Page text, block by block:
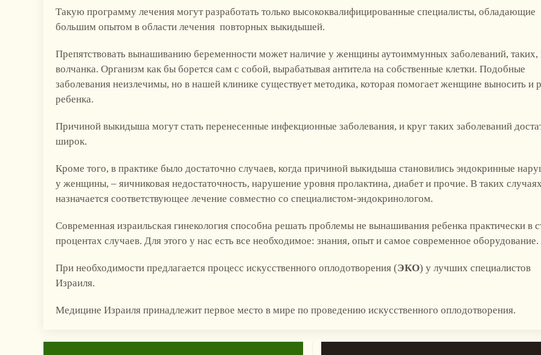
Такую программу лечения могут разработать только высококвалифицированные специалисты, обладающие
большим опытом в области лечения повторных выкидышей.
Препятствовать вынашиванию беременности может наличие у женщины аутоиммунных заболеваний, таких,
волчанка. Организм как бы борется сам с собой, вырабатывая антитела на собственные клетки. Подобные
заболевания неизлечимы, но в нашей клинике существует методика, которая помогает женщине выносить и
ребенка.
Причиной выкидыша могут стать перенесенные инфекционные заболевания, и круг таких заболеваний
широк.
Кроме того, в практике было достаточно случаев, когда причиной выкидыша становились эндокринные
у женщины, – яичниковая недостаточность, нарушение уровня пролактина, диабет и прочие. В таких
назначается соответствующее лечение совместно со специалистом-эндокринологом.
Современная израильская гинекология способна решать проблемы не вынашивания ребенка практически в
процентах случаев. Для этого у нас есть все необходимое: знания, опыт и самое современное оборудование.
При необходимости предлагается процесс искусственного оплодотворения (ЭКО) у лучших специалистов
Израиля.
Медицине Израиля принадлежит первое место в мире по проведению искусственного оплодотворения.